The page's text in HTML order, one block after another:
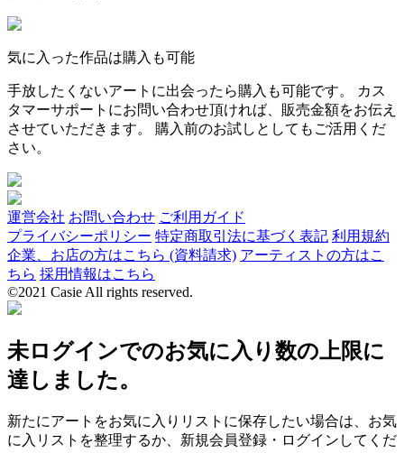
気に入った作品は購入も可能
手放したくないアートに出会ったら購入も可能です。 カス
タマーサポートにお問い合わせ頂ければ、販売金額をお伝え
させていただきます。 購入前のお試しとしてもご活用くだ
さい。
運営会社 お問い合わせ ご利用ガイド
プライバシーポリシー 特定商取引法に基づく表記 利用規約
企業、お店の方はこちら (資料請求) アーティストの方はこ
ちら 採用情報はこちら
©2021 Casie All rights reserved.
未ログインでのお気に入り数の上限に
達しました。
新たにアートをお気に入りリストに保存したい場合は、お気
に入リストを整理するか、新規会員登録・ログインしてくだ